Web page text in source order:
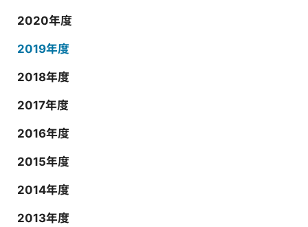
2020年度
2019年度
2018年度
2017年度
2016年度
2015年度
2014年度
2013年度